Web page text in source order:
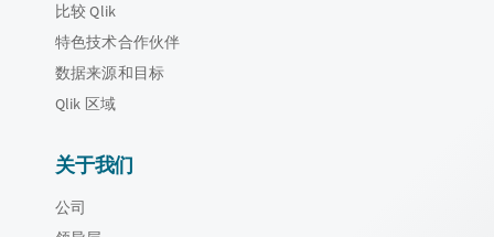
比较 Qlik
特色技术合作伙伴
数据来源和目标
Qlik 区域
关于我们
公司